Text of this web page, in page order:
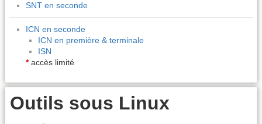
SNT en seconde
ICN en seconde
ICN en première & terminale
ISN
*accès limité
Outils sous Linux